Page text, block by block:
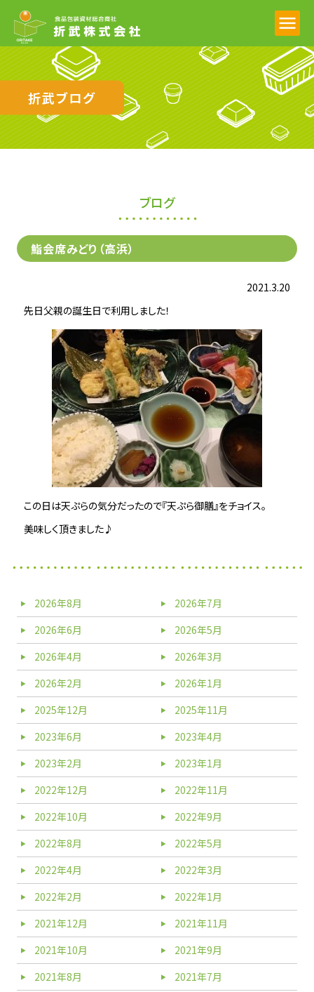
折武ブログ
ブログ
鮨会席みどり（高浜）
2021.3.20
先日父親の誕生日で利用しました！
この日は天ぷらの気分だったので『天ぷら御膳』をチョイス。
美味しく頂きました♪
2026年8月
2026年7月
2026年6月
2026年5月
2026年4月
2026年3月
2026年2月
2026年1月
2025年12月
2025年11月
2023年6月
2023年4月
2023年2月
2023年1月
2022年12月
2022年11月
2022年10月
2022年9月
2022年8月
2022年5月
2022年4月
2022年3月
2022年2月
2022年1月
2021年12月
2021年11月
2021年10月
2021年9月
2021年8月
2021年7月